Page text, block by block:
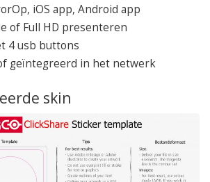
iOS app, Android app
of Full HD presenteren
4 usb buttons
geïntegreerd in het netwerk
skin